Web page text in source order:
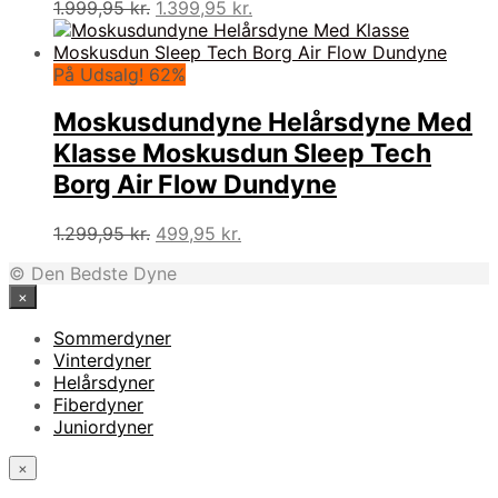
1.999,95kr. Den
oprindelige
pris
var:
1.399,95 kr.
aktuelle
pris
På Udsalg! 62%
Moskusdundyne Helårsdyne Med
Klasse Moskusdun Sleep Tech
Borg Air Flow Dundyne
1.299,95kr. Den
pris
499,95 kr.
© Den Bedste Dyne
×
Sommerdyner
Vinterdyner
Helårsdyner
Fiberdyner
Juniordyner
×